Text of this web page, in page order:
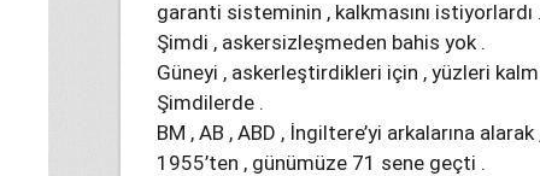
garanti sisteminin , kalkmasını istiyorlardı
Şimdi , askersizleşmeden bahis yok .
Güneyi , askerleştirdikleri için , yüzleri
Şimdilerde .
BM , AB , ABD , İngiltere’yi arkalarına
1955’ten , günümüze 71 sene geçti .